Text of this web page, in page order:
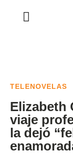
TELENOVELAS
Elizabeth
viaje
la dejó